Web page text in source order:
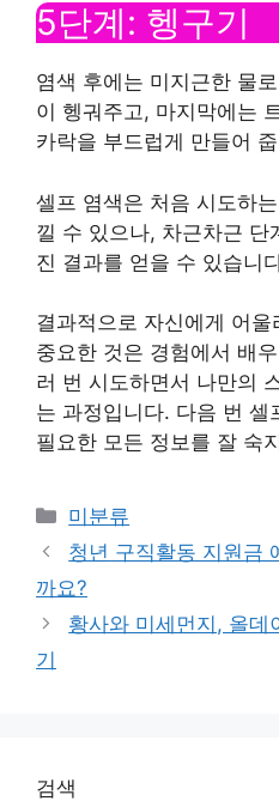
5단계: 헹구기
염색 후에는 미지근한 물
이 헹궈주고, 마지막에는
카락을 부드럽게 만들어
셀프 염색은 처음 시도하
낄 수 있으나, 차근차근 단
진 결과를 얻을 수 있습니
결과적으로 자신에게 어
중요한 것은 경험에서 배
러 번 시도하면서 나만의
는 과정입니다. 다음 번 셀
필요한 모든 정보를 잘 숙
Categories
미분류
청년 구직활동 지원금
까요?
황사와 미세먼지, 올데
기
검색